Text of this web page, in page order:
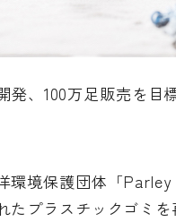
発、100万足販売を目
環境保護団体「
たプラスチックゴミ